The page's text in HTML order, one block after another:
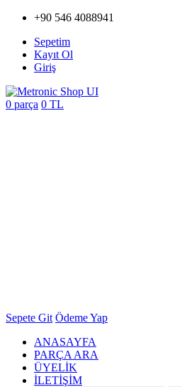
+90 546 4088941
Sepetim
Kayıt Ol
Giriş
0 parça 0 TL
Sepete Git Ödeme Yap
ANASAYFA
PARÇA ARA
ÜYELİK
İLETİŞİM